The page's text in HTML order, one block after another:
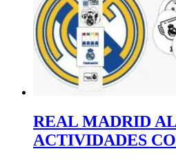
REAL MADRID
ACTIVIDADES